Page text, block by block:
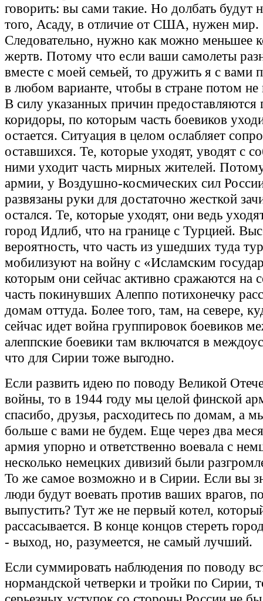
говорить: вы сами такие. Но долбать будут
того, Асаду, в отличие от США, нужен мир.
Следовательно, нужно как можно меньшее
жертв. Потому что если ваши самолеты
вместе с моей семьей, то дружить я с вами
в любом варианте, чтобы в стране потом не
В силу указанных причин предоставляются
коридоры, по которым часть боевиков
остается. Ситуация в целом ослабляет
оставшихся. Те, которые уходят, уводят с
ними уходит часть мирных жителей.
армии, у Воздушно-космических сил
развязаны руки для достаточно жесткой
остался. Те, которые уходят, они ведь
город Идлиб, что на границе с Турцией.
вероятность, что часть из ушедших туда
мобилизуют на войну с «Исламским
которым они сейчас активно сражаются на
часть покинувших Алеппо потихонечку
домам оттуда. Более того, там, на севере,
сейчас идет война группировок боевиков
алеппские боевики там включатся в
что для Сирии тоже выгодно.
Если развить идею по поводу Великой
войны, то в 1944 году мы целой финской
спасибо, друзья, расходитесь по домам, а
больше с вами не будем. Еще через два
армия упорно и ответственно воевала с
несколько немецких дивизий были
То же самое возможно и в Сирии. Если вы
люди будут воевать против ваших врагов,
выпустить? Тут же не первый котел,
рассасывается. В конце концов стереть
- выход, но, разумеется, не самый лучший.
Если суммировать наблюдения по поводу
нормандской четверки и тройки по Сирии,